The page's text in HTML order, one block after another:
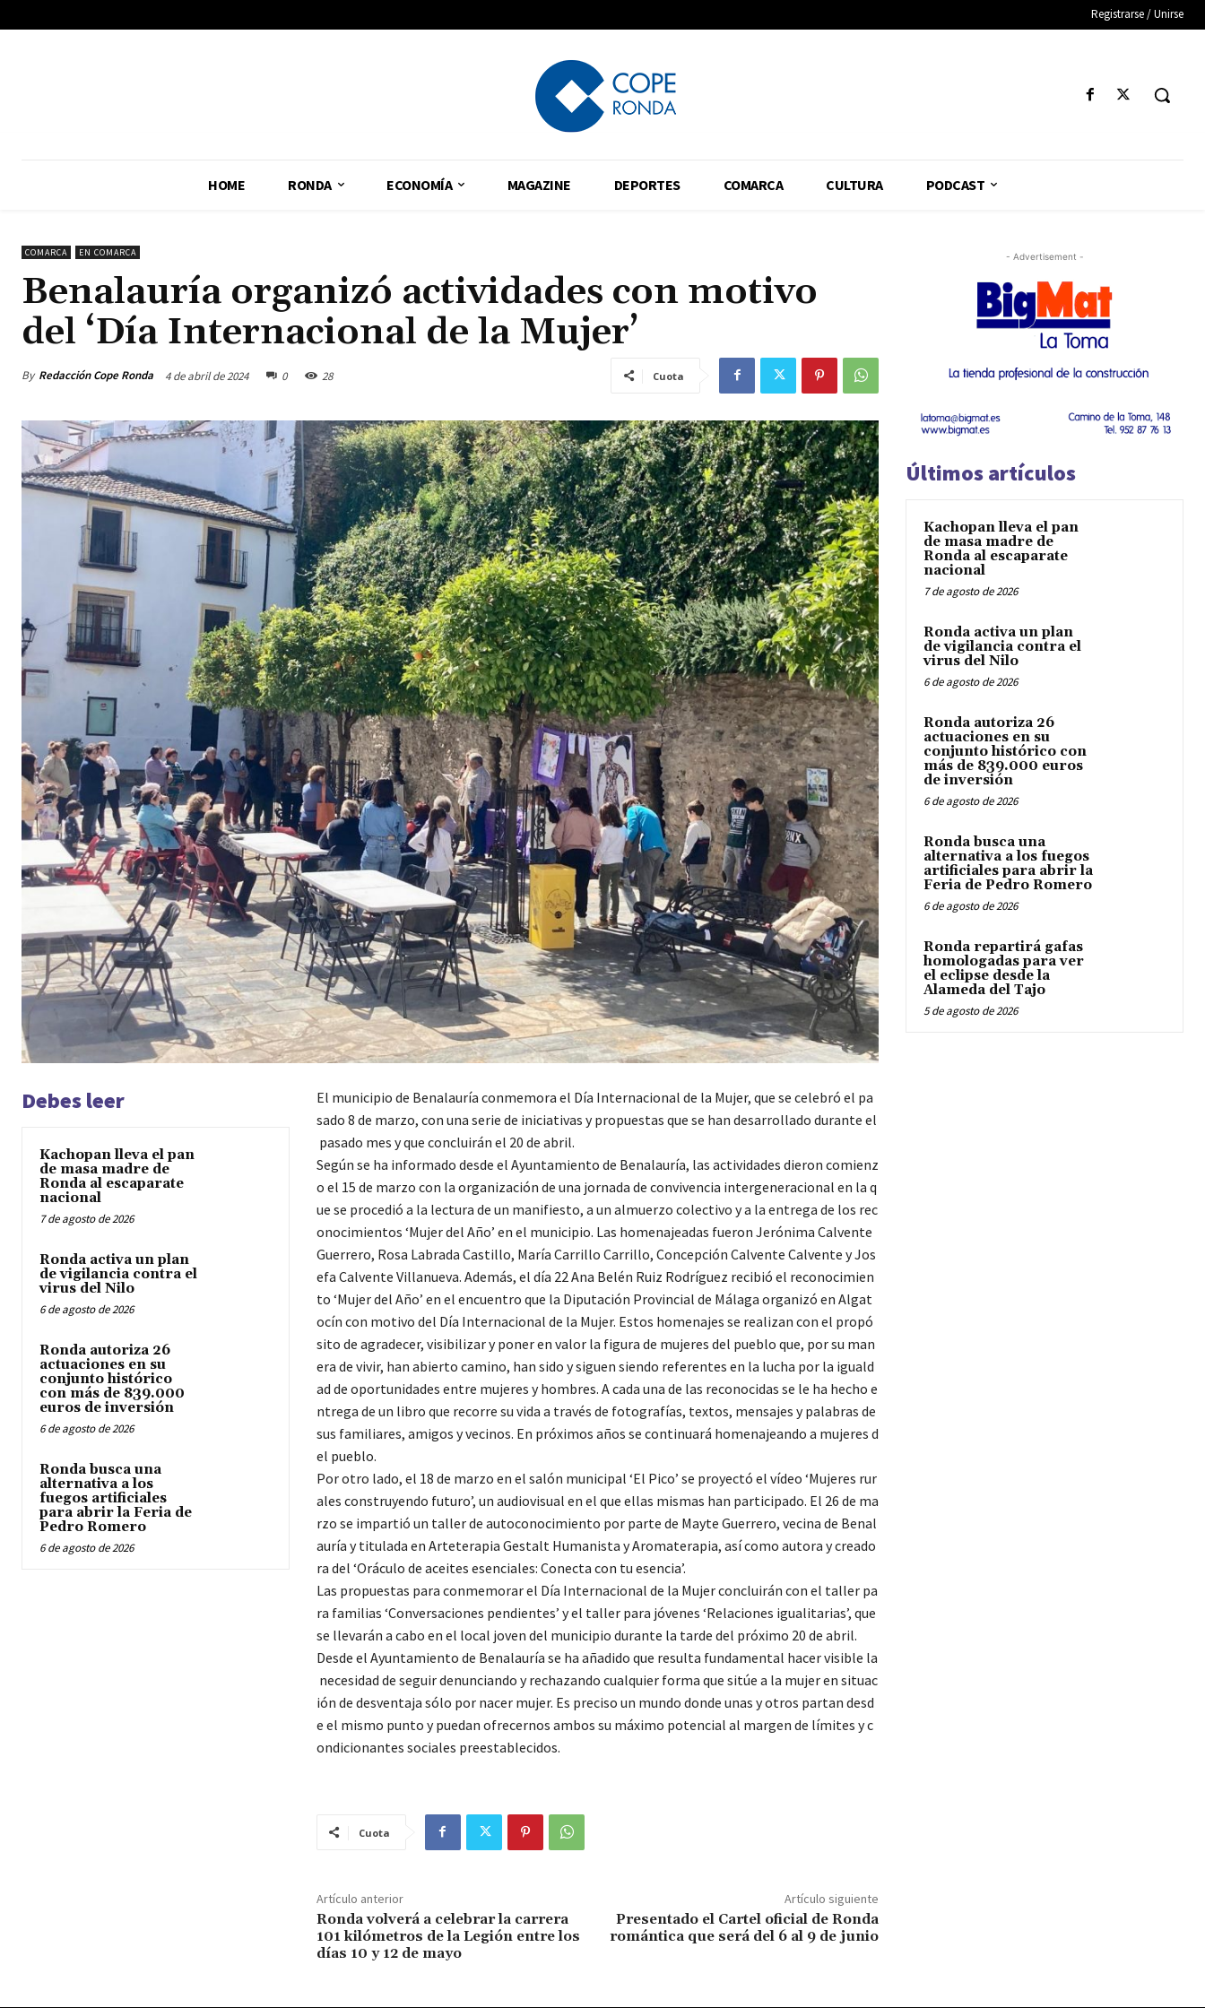
Registrarse / Unirse
HOME RONDA ECONOMÍA MAGAZINE DEPORTES COMARCA CULTURA PODCAST
COMARCA EN COMARCA
Benalauría organizó actividades con motivo
del ‘Día Internacional de la Mujer’
By Redacción Cope Ronda 4 de abril de 2024 0 28 Cuota
Debes leer
Kachopan lleva el pan
de masa madre de
Ronda al escaparate
nacional
7 de agosto de 2026
Ronda activa un plan
de vigilancia contra el
virus del Nilo
6 de agosto de 2026
Ronda autoriza 26
actuaciones en su
conjunto histórico
con más de 839.000
euros de inversión
6 de agosto de 2026
Ronda busca una
alternativa a los
fuegos artificiales
para abrir la Feria de
Pedro Romero
6 de agosto de 2026
El municipio de Benalauría conmemora el Día Internacional de la Mujer, que se celebró el pa
sado 8 de marzo, con una serie de iniciativas y propuestas que se han desarrollado durante el
pasado mes y que concluirán el 20 de abril.
Según se ha informado desde el Ayuntamiento de Benalauría, las actividades dieron comienz
o el 15 de marzo con la organización de una jornada de convivencia intergeneracional en la q
ue se procedió a la lectura de un manifiesto, a un almuerzo colectivo y a la entrega de los rec
onocimientos ‘Mujer del Año’ en el municipio. Las homenajeadas fueron Jerónima Calvente
Guerrero, Rosa Labrada Castillo, María Carrillo Carrillo, Concepción Calvente Calvente y Jos
efa Calvente Villanueva. Además, el día 22 Ana Belén Ruiz Rodríguez recibió el reconocimien
to ‘Mujer del Año’ en el encuentro que la Diputación Provincial de Málaga organizó en Algat
ocín con motivo del Día Internacional de la Mujer. Estos homenajes se realizan con el propó
sito de agradecer, visibilizar y poner en valor la figura de mujeres del pueblo que, por su man
era de vivir, han abierto camino, han sido y siguen siendo referentes en la lucha por la iguald
ad de oportunidades entre mujeres y hombres. A cada una de las reconocidas se le ha hecho e
ntrega de un libro que recorre su vida a través de fotografías, textos, mensajes y palabras de
sus familiares, amigos y vecinos. En próximos años se continuará homenajeando a mujeres d
el pueblo.
Por otro lado, el 18 de marzo en el salón municipal ‘El Pico’ se proyectó el vídeo ‘Mujeres rur
ales construyendo futuro’, un audiovisual en el que ellas mismas han participado. El 26 de ma
rzo se impartió un taller de autoconocimiento por parte de Mayte Guerrero, vecina de Benal
auría y titulada en Arteterapia Gestalt Humanista y Aromaterapia, así como autora y creado
ra del ‘Oráculo de aceites esenciales: Conecta con tu esencia’.
Las propuestas para conmemorar el Día Internacional de la Mujer concluirán con el taller pa
ra familias ‘Conversaciones pendientes’ y el taller para jóvenes ‘Relaciones igualitarias’, que
se llevarán a cabo en el local joven del municipio durante la tarde del próximo 20 de abril.
Desde el Ayuntamiento de Benalauría se ha añadido que resulta fundamental hacer visible la
necesidad de seguir denunciando y rechazando cualquier forma que sitúe a la mujer en situac
ión de desventaja sólo por nacer mujer. Es preciso un mundo donde unas y otros partan desd
e el mismo punto y puedan ofrecernos ambos su máximo potencial al margen de límites y c
ondicionantes sociales preestablecidos.
Cuota
Artículo anterior
Ronda volverá a celebrar la carrera
101 kilómetros de la Legión entre los
días 10 y 12 de mayo
Artículo siguiente
Presentado el Cartel oficial de Ronda
romántica que será del 6 al 9 de junio
- Advertisement -
Últimos artículos
Kachopan lleva el pan
de masa madre de
Ronda al escaparate
nacional
7 de agosto de 2026
Ronda activa un plan
de vigilancia contra el
virus del Nilo
6 de agosto de 2026
Ronda autoriza 26
actuaciones en su
conjunto histórico con
más de 839.000 euros
de inversión
6 de agosto de 2026
Ronda busca una
alternativa a los fuegos
artificiales para abrir la
Feria de Pedro Romero
6 de agosto de 2026
Ronda repartirá gafas
homologadas para ver
el eclipse desde la
Alameda del Tajo
5 de agosto de 2026